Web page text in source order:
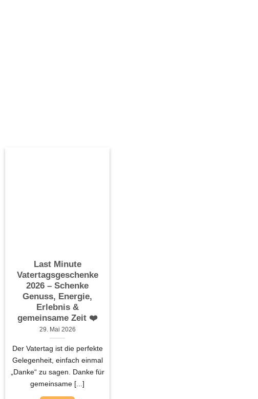
Last Minute
Vatertagsgeschenke
2026 – Schenke
Genuss, Energie,
Erlebnis &
gemeinsame Zeit ❤️
29. Mai 2026
Der Vatertag ist die perfekte
Gelegenheit, einfach einmal
„Danke“ zu sagen. Danke für
gemeinsame [...]